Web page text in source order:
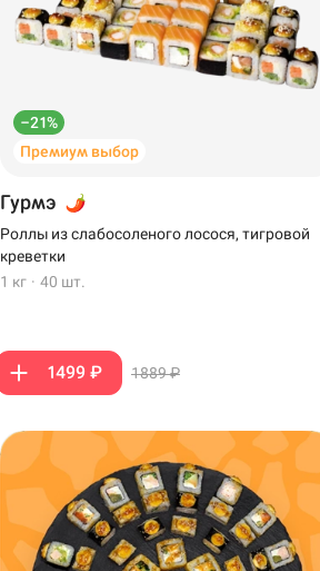
–21%
Премиум выбор
Гурмэ
Роллы из слабосоленого лосося, тигровой
креветки
1 кг · 40 шт.
1499 ₽ 1889 ₽